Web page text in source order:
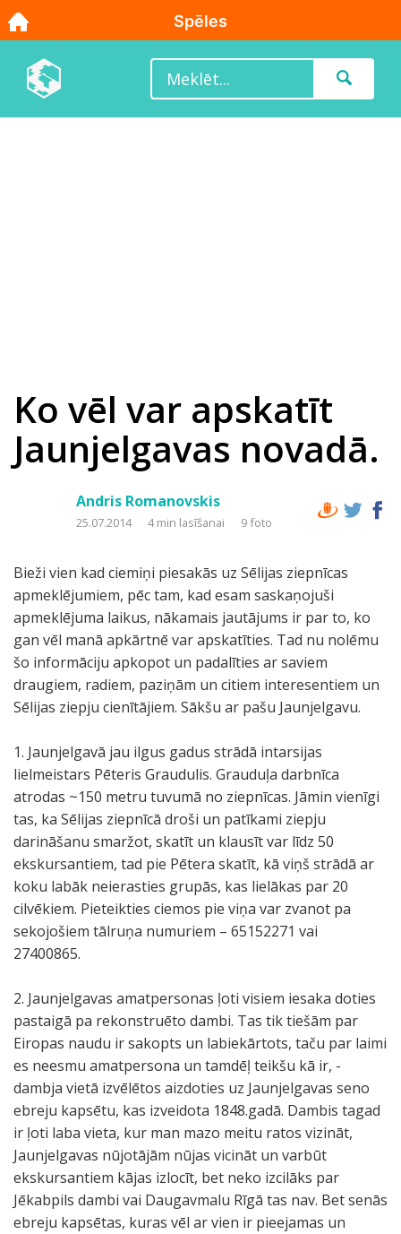
Ko vēl var apskatīt
Jaunjelgavas novadā.
Andris Romanovskis
25.07.2014 4 min lasīšanai 9 foto
Bieži vien kad ciemiņi piesakās uz Sēlijas ziepnīcas
apmeklējumiem, pēc tam, kad esam saskaņojuši
apmeklējuma laikus, nākamais jautājums ir par to, ko
gan vēl manā apkārtnē var apskatīties. Tad nu nolēmu
šo informāciju apkopot un padalīties ar saviem
draugiem, radiem, paziņām un citiem interesentiem un
Sēlijas ziepju cienītājiem. Sākšu ar pašu Jaunjelgavu.
1. Jaunjelgavā jau ilgus gadus strādā intarsijas
lielmeistars Pēteris Graudulis. Grauduļa darbnīca
atrodas ~150 metru tuvumā no ziepnīcas. Jāmin vienīgi
tas, ka Sēlijas ziepnīcā droši un patīkami ziepju
darināšanu smaržot, skatīt un klausīt var līdz 50
ekskursantiem, tad pie Pētera skatīt, kā viņš strādā ar
koku labāk neierasties grupās, kas lielākas par 20
cilvēkiem. Pieteikties ciemos pie viņa var zvanot pa
sekojošiem tālruņa numuriem – 65152271 vai
27400865.
2. Jaunjelgavas amatpersonas ļoti visiem iesaka doties
pastaigā pa rekonstruēto dambi. Tas tik tiešām par
Eiropas naudu ir sakopts un labiekārtots, taču par laimi
es neesmu amatpersona un tamdēļ teikšu kā ir, -
dambja vietā izvēlētos aizdoties uz Jaunjelgavas seno
ebreju kapsētu, kas izveidota 1848.gadā. Dambis tagad
ir ļoti laba vieta, kur man mazo meitu ratos vizināt,
Jaunjelgavas nūjotājām nūjas vicināt un varbūt
ekskursantiem kājas izlocīt, bet neko izcilāks par
Jēkabpils dambi vai Daugavmalu Rīgā tas nav. Bet senās
ebreju kapsētas, kuras vēl ar vien ir pieejamas un